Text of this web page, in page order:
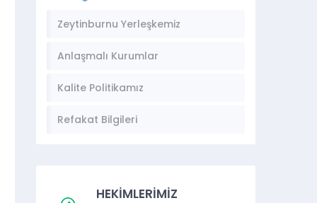
Zeytinburnu Yerleşkemiz
Anlaşmalı Kurumlar
Kalite Politikamız
Refakat Bilgileri
HEKİMLERİMİZ